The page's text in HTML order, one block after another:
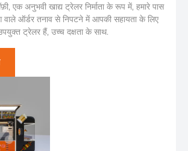
एक अनुभवी खाद्य ट्रेलर निर्माता के रूप में, हमारे पास
वाले ऑर्डर तनाव से निपटने में आपकी सहायता के लिए
ट्रेलर हैं, उच्च दक्षता के साथ.